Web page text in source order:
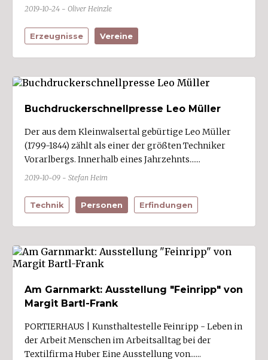
2019-10-24 - Oliver Heinzle
Erzeugnisse Vereine
Buchdruckerschnellpresse Leo Müller
Der aus dem Kleinwalsertal gebürtige Leo Müller
(1799-1844) zählt als einer der größten Techniker
Vorarlbergs. Innerhalb eines Jahrzehnts......
2019-10-09 - Stefan Heim
Technik Personen Erfindungen
Am Garnmarkt: Ausstellung "Feinripp" von
Margit Bartl-Frank
PORTIERHAUS | Kunsthaltestelle Feinripp - Leben in
der Arbeit Menschen im Arbeitsalltag bei der
Textilfirma Huber Eine Ausstellung von......